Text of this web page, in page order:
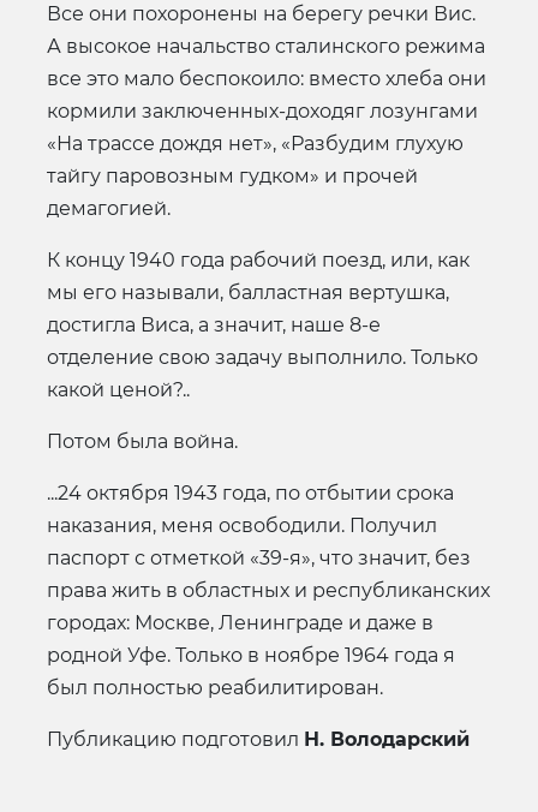
Все они похоронены на берегу речки Вис.
А высокое начальство сталинского режима
все это мало беспокоило: вместо хлеба они
кормили заключенных-доходяг лозунгами
«На трассе дождя нет», «Разбудим глухую
тайгу паровозным гудком» и прочей
демагогией.
К концу 1940 года рабочий поезд, или, как
мы его называли, балластная вертушка,
достигла Виса, а значит, наше 8-е
отделение свою задачу выполнило. Только
какой ценой?..
Потом была война.
...24 октября 1943 года, по отбытии срока
наказания, меня освободили. Получил
паспорт с отметкой «39-я», что значит, без
права жить в областных и республиканских
городах: Москве, Ленинграде и даже в
родной Уфе. Только в ноябре 1964 года я
был полностью реабилитирован.
Публикацию подготовил Н. Володарский